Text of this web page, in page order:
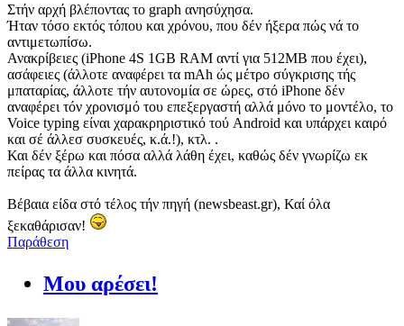
Στήν αρχή βλέποντας το graph ανησύχησα.
Ήταν τόσο εκτός τόπου και χρόνου, που δέν ήξερα πώς νά το
αντιμετωπίσω.
Ανακρίβειες (iPhone 4S 1GB RAM αντί για 512ΜΒ που έχει),
ασάφειες (άλλοτε αναφέρει τα mAh ώς μέτρο σύγκρισης τής
μπαταρίας, άλλοτε τήν αυτονομία σε ώρες, στό iPhone δέν
αναφέρει τόν χρονισμό του επεξεργαστή αλλά μόνο το μοντέλο, το
Voice typing είναι χαρακρηριστικό τού Android και υπάρχει καιρό
και σέ άλλεσ συσκευές, κ.ά.!), κτλ. .
Και δέν ξέρω και πόσα αλλά λάθη έχει, καθώς δέν γνωρίζω εκ
πείρας τα άλλα κινητά.
Βέβαια είδα στό τέλος τήν πηγή (newsbeast.gr), Καί όλα
ξεκαθάρισαν!
Παράθεση
Μου αρέσει!